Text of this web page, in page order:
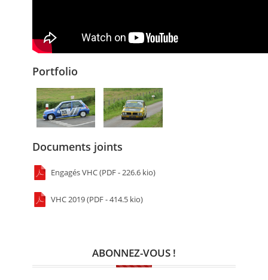
Portfolio
Documents joints
Engagés VHC (PDF - 226.6 kio)
VHC 2019 (PDF - 414.5 kio)
ABONNEZ-VOUS !